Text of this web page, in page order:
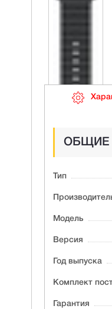
ОБЩИЕ
Тип
Модель
Версия
Год выпуска
Комплект
Гарантия